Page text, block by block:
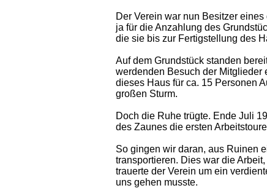
Der Verein war nun Besitzer
ja für die Anzahlung des
die sie bis zur Fertigstellung des
Auf dem Grundstück standen
werdenden Besuch der Mitglieder
dieses Haus für ca. 15 Personen
großen Sturm.
Doch die Ruhe trügte. Ende Juli
des Zaunes die ersten
So gingen wir daran, aus Ruinen
transportieren. Dies war die
trauerte der Verein um ein
uns gehen musste.